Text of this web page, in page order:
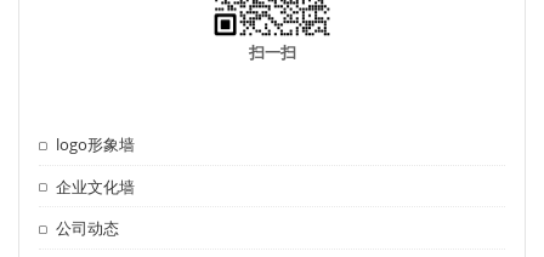
扫一扫
logo形象墙
企业文化墙
公司动态